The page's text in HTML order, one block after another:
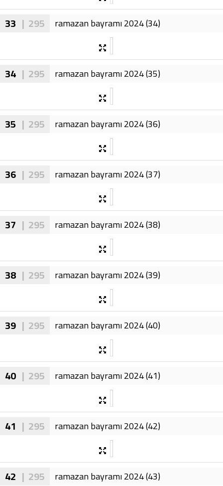
33 | 295 ramazan bayramı 2024 (34)
34 | 295 ramazan bayramı 2024 (35)
35 | 295 ramazan bayramı 2024 (36)
36 | 295 ramazan bayramı 2024 (37)
37 | 295 ramazan bayramı 2024 (38)
38 | 295 ramazan bayramı 2024 (39)
39 | 295 ramazan bayramı 2024 (40)
40 | 295 ramazan bayramı 2024 (41)
41 | 295 ramazan bayramı 2024 (42)
42 | 295 ramazan bayramı 2024 (43)